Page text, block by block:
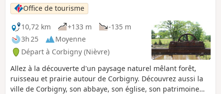
Office de tourisme
10,72 km
+133 m
-135 m
3h 25
Moyenne
Départ à Corbigny (Nièvre)
Allez à la découverte d'un paysage naturel mêlant forêt,
ruisseau et prairie autour de Corbigny. Découvrez aussi la
ville de Corbigny, son abbaye, son église, son patrimoine